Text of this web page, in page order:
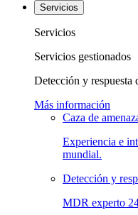
Servicios
Servicios
Servicios gestionados
Detección y respuesta
Más información
Caza de
Experiencia e
mundial.
Detección y
MDR experto